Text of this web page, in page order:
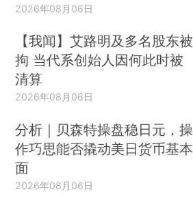
2026年08月06日
【我闻】艾路明及多名股东被
拘 当代系创始人因何此时被
清算
2026年08月06日
分析｜贝森特操盘稳日元，操
作巧思能否撬动美日货币基本
面
2026年08月06日